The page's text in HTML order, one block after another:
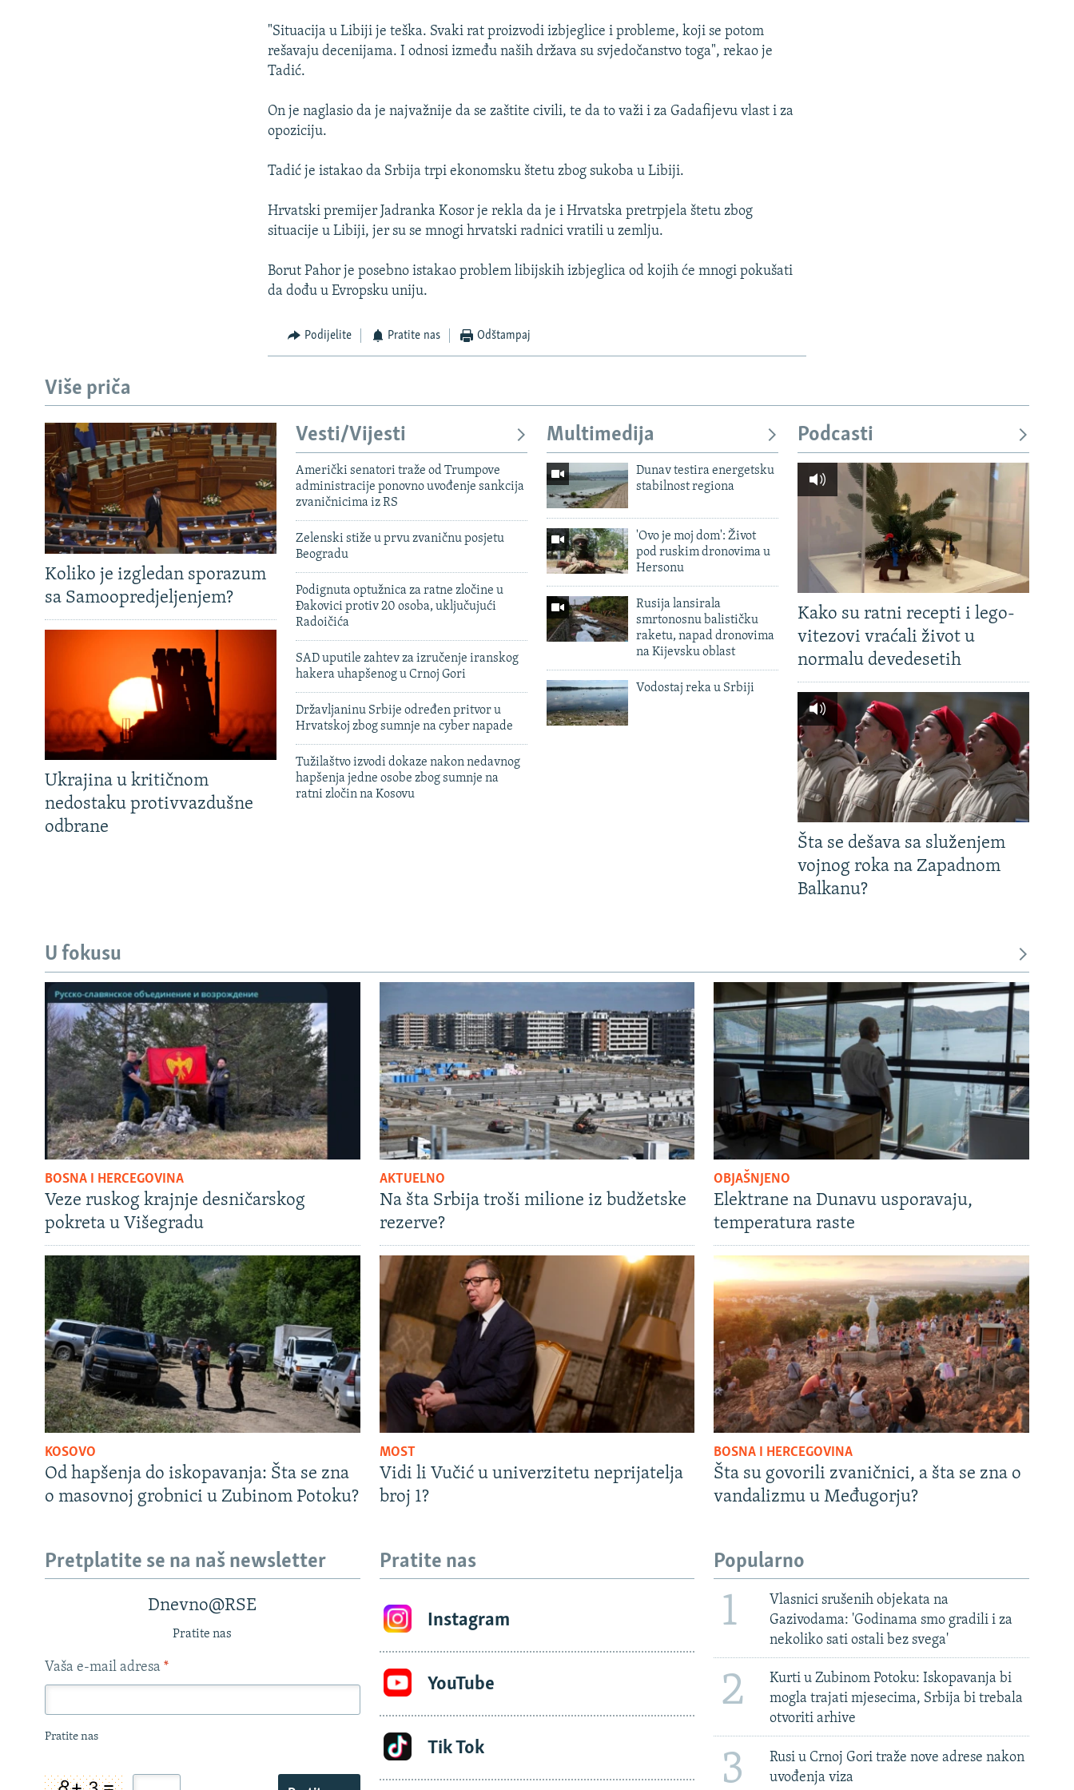
"Situacija u Libiji je teška. Svaki rat proizvodi izbjeglice i probleme, koji se potom
rešavaju decenijama. I odnosi između naših država su svjedočanstvo toga", rekao je
Tadić.
On je naglasio da je najvažnije da se zaštite civili, te da to važi i za Gadafijevu vlast i za
opoziciju.
Tadić je istakao da Srbija trpi ekonomsku štetu zbog sukoba u Libiji.
Hrvatski premijer Jadranka Kosor je rekla da je i Hrvatska pretrpjela štetu zbog
situacije u Libiji, jer su se mnogi hrvatski radnici vratili u zemlju.
Borut Pahor je posebno istakao problem libijskih izbjeglica od kojih će mnogi pokušati
da dođu u Evropsku uniju.
Podijelite Pratite nas Odštampaj
Više priča
Koliko je izgledan sporazum
sa Samoopredjeljenjem?
Ukrajina u kritičnom
nedostaku protivvazdušne
odbrane
Vesti/Vijesti
Američki senatori traže od Trumpove
administracije ponovno uvođenje sankcija
zvaničnicima iz RS
Zelenski stiže u prvu zvaničnu posjetu
Beogradu
Podignuta optužnica za ratne zločine u
Đakovici protiv 20 osoba, uključujući
Radoičića
SAD uputile zahtev za izručenje iranskog
hakera uhapšenog u Crnoj Gori
Državljaninu Srbije određen pritvor u
Hrvatskoj zbog sumnje na cyber napade
Tužilaštvo izvodi dokaze nakon nedavnog
hapšenja jedne osobe zbog sumnje na
ratni zločin na Kosovu
Multimedija
Dunav testira energetsku
stabilnost regiona
'Ovo je moj dom': Život
pod ruskim dronovima u
Hersonu
Rusija lansirala
smrtonosnu balističku
raketu, napad dronovima
na Kijevsku oblast
Vodostaj reka u Srbiji
Podcasti
Kako su ratni recepti i lego-
vitezovi vraćali život u
normalu devedesetih
Šta se dešava sa služenjem
vojnog roka na Zapadnom
Balkanu?
U fokusu
BOSNA I HERCEGOVINA
Veze ruskog krajnje desničarskog
pokreta u Višegradu
AKTUELNO
Na šta Srbija troši milione iz budžetske
rezerve?
OBJAŠNJENO
Elektrane na Dunavu usporavaju,
temperatura raste
KOSOVO
Od hapšenja do iskopavanja: Šta se zna
o masovnoj grobnici u Zubinom Potoku?
MOST
Vidi li Vučić u univerzitetu neprijatelja
broj 1?
BOSNA I HERCEGOVINA
Šta su govorili zvaničnici, a šta se zna o
vandalizmu u Međugorju?
Pretplatite se na naš newsletter
Dnevno@RSE
Pratite nas
Vaša e-mail adresa *
Pratite nas
Pratite nas
Instagram
YouTube
Tik Tok
Popularno
1
Vlasnici srušenih objekata na
Gazivodama: 'Godinama smo gradili i za
nekoliko sati ostali bez svega'
2
Kurti u Zubinom Potoku: Iskopavanja bi
mogla trajati mjesecima, Srbija bi trebala
otvoriti arhive
3
Rusi u Crnoj Gori traže nove adrese nakon
uvođenja viza